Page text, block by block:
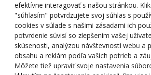
O NÁS
NAKUPOVANIE
efektívne interagovať s našou stránkou.
"súhlasím" potvrdzujete svoj súhlas s
cookies v súlade s našimi zásadami ich
potvrdenie súvisí so zlepšením vašej
skúsenosti, analýzou návštevnosti webu a
obsahu a reklám podľa vašich potrieb a
Môžete tiež upraviť svoje nastavenia